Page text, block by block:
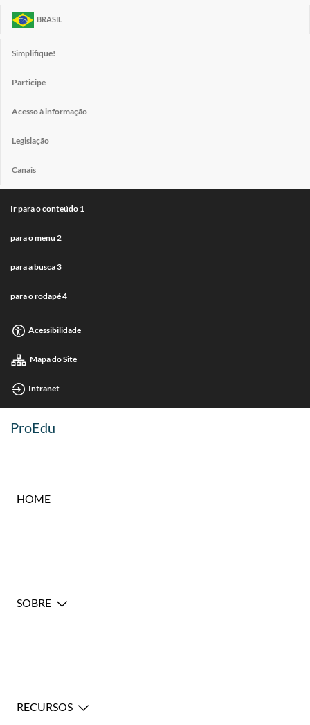
BRASIL
Simplifique!
Participe
Acesso à informação
Legislação
Canais
Ir para o conteúdo 1
para o menu 2
para a busca3
para o rodapé4
Acessibilidade
Mapa do Site
Intranet
ProEdu
HOME
SOBRE
RECURSOS